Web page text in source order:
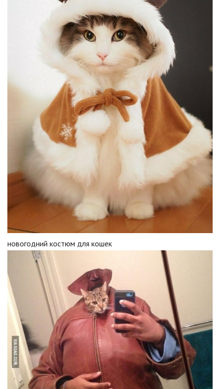
новогодний костюм для кошек